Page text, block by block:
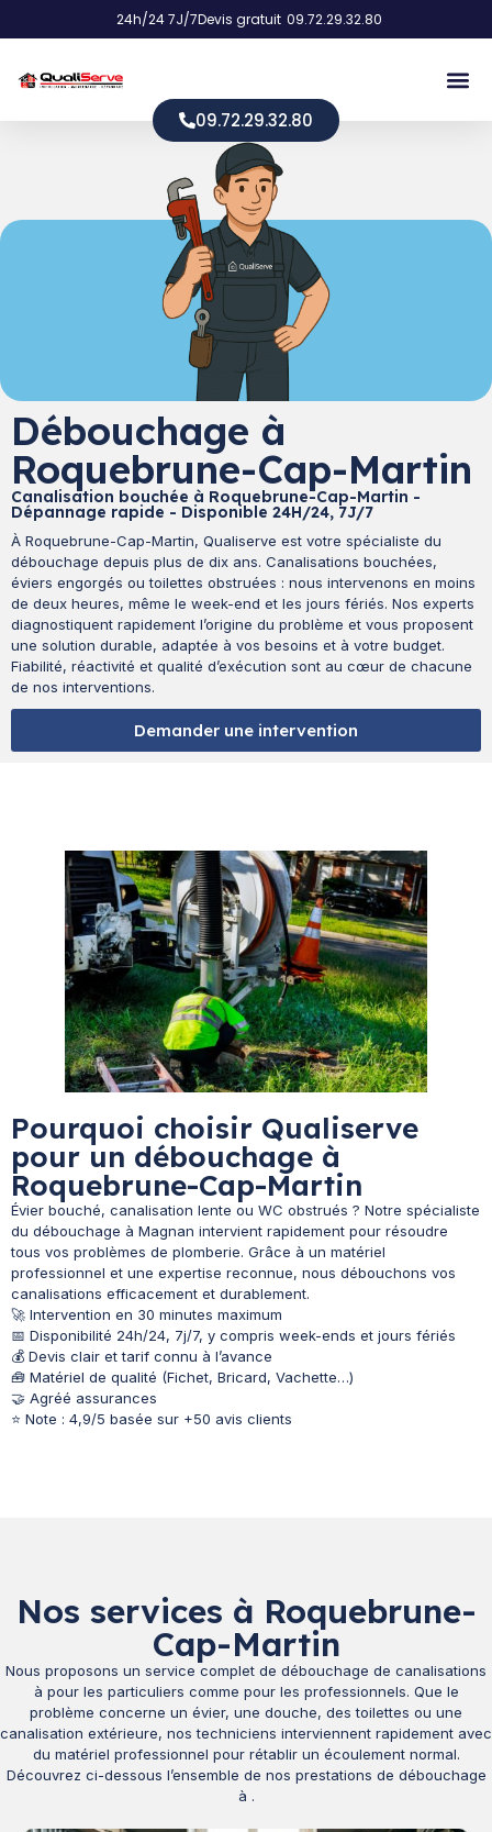
24h/24 7J/7Devis gratuit 09.72.29.32.80
09.72.29.32.80
Débouchage à
Roquebrune-Cap-Martin
Canalisation bouchée à Roquebrune-Cap-Martin -
Dépannage rapide - Disponible 24H/24, 7J/7
À Roquebrune-Cap-Martin, Qualiserve est votre spécialiste du
débouchage depuis plus de dix ans. Canalisations bouchées,
éviers engorgés ou toilettes obstruées : nous intervenons en moins
de deux heures, même le week-end et les jours fériés. Nos experts
diagnostiquent rapidement l’origine du problème et vous proposent
une solution durable, adaptée à vos besoins et à votre budget.
Fiabilité, réactivité et qualité d’exécution sont au cœur de chacune
de nos interventions.
Demander une intervention
Pourquoi choisir Qualiserve
pour un débouchage à
Roquebrune-Cap-Martin
Évier bouché, canalisation lente ou WC obstrués ? Notre spécialiste
du débouchage à Magnan intervient rapidement pour résoudre
tous vos problèmes de plomberie. Grâce à un matériel
professionnel et une expertise reconnue, nous débouchons vos
canalisations efficacement et durablement.
🚀 Intervention en 30 minutes maximum
📅 Disponibilité 24h/24, 7j/7, y compris week-ends et jours fériés
💰 Devis clair et tarif connu à l’avance
🧰 Matériel de qualité (Fichet, Bricard, Vachette…)
🤝 Agréé assurances
⭐ Note : 4,9/5 basée sur +50 avis clients
Nos services à Roquebrune-
Cap-Martin
Nous proposons un service complet de débouchage de canalisations
à pour les particuliers comme pour les professionnels. Que le
problème concerne un évier, une douche, des toilettes ou une
canalisation extérieure, nos techniciens interviennent rapidement avec
du matériel professionnel pour rétablir un écoulement normal.
Découvrez ci-dessous l’ensemble de nos prestations de débouchage
à .